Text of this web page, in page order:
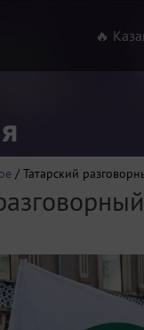
🔥
/ Татарский